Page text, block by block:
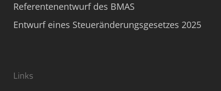
Referentenentwurf des BMAS
Entwurf eines Steueränderungsgesetzes 2025
Links